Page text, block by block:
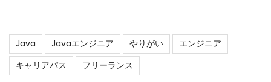
Java Javaエンジニア やりがい
エンジニア
キャリアパス
フリーランス